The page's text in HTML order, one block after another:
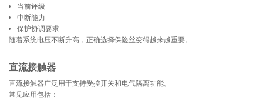
当前评级
中断能力
保护协调要求
随着系统电压不断升高，正确选择保险丝变得越来越重要。
直流接触器
直流接触器广泛用于支持受控开关和电气隔离功能。
常见应用包括：